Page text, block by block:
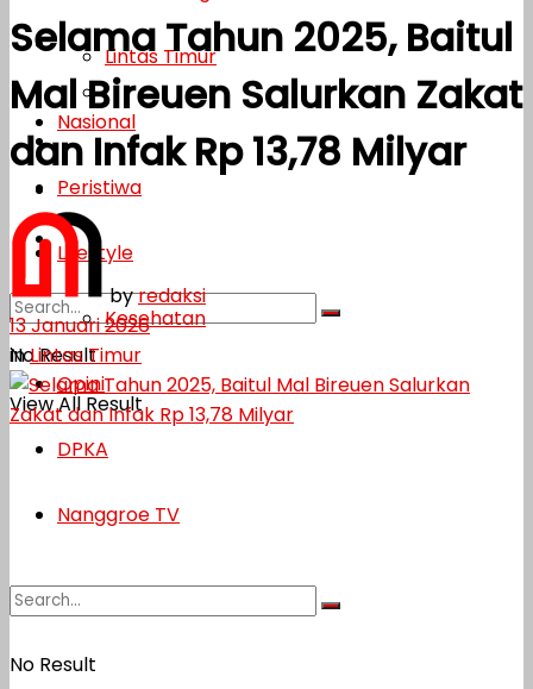
Lifestyle
Kesehatan
Opini
DPKA
Nanggroe TV
No Result
View All Result
Lintas Timur
Nasional
Peristiwa
Lifestyle
Kesehatan
Opini
DPKA
Nanggroe TV
No Result
Selama Tahun 2025, Baitul
Mal Bireuen Salurkan Zakat
dan Infak Rp 13,78 Milyar
byredaksi
13 Januari 2026
inLintas Timur